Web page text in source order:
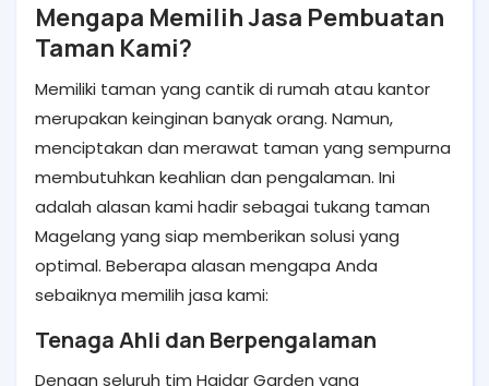
Mengapa Memilih Jasa Pembuatan
Taman Kami?
Memiliki taman yang cantik di rumah atau kantor
merupakan keinginan banyak orang. Namun,
menciptakan dan merawat taman yang sempurna
membutuhkan keahlian dan pengalaman. Ini
adalah alasan kami hadir sebagai tukang taman
Magelang yang siap memberikan solusi yang
optimal. Beberapa alasan mengapa Anda
sebaiknya memilih jasa kami:
Tenaga Ahli dan Berpengalaman
Dengan seluruh tim Haidar Garden yang